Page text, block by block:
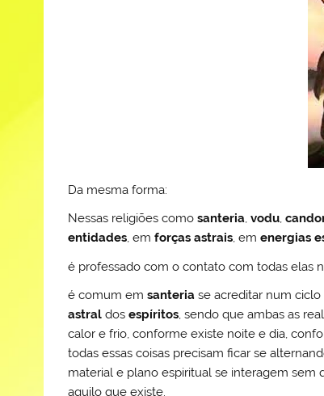
Da mesma forma:
Nessas religiões comosanteria,vodu,
entidades, emforças astrais, emenergias
é professado com o contato com todas elas
é comum emsanteria se acreditar num
astraldosespíritos, sendo que ambas as
calor e frio, conforme existe noite e dia,
todas essas coisas precisam ficar se
material e plano espiritual se interagem
aquilo que existe.